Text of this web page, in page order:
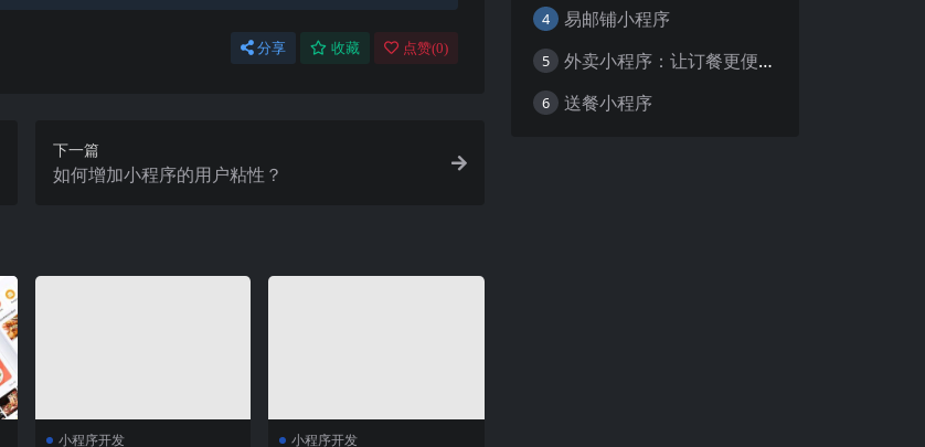
分享 收藏 点赞(0)
下一篇
如何增加小程序的用户粘性？
小程序开发 小程序开发
4 易邮铺小程序
5 外卖小程序：让订餐更便捷，吃货的福音
6 送餐小程序